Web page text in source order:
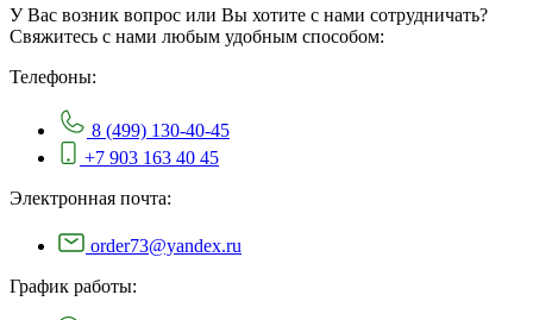
У Вас возник вопрос или Вы хотите с нами сотрудничать?
Свяжитесь с нами любым удобным способом:
Телефоны:
8 (499) 130-40-45
+7 903 163 40 45
Электронная почта:
order73@yandex.ru
График работы: